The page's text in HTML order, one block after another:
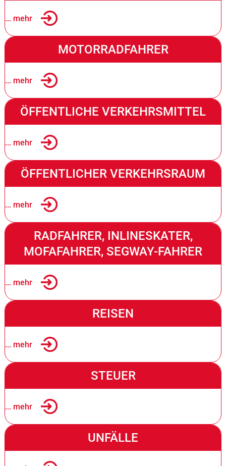
... mehr
MOTORRADFAHRER
... mehr
ÖFFENTLICHE VERKEHRSMITTEL
... mehr
ÖFFENTLICHER VERKEHRSRAUM
... mehr
RADFAHRER, INLINESKATER,
MOFAFAHRER, SEGWAY-FAHRER
... mehr
REISEN
... mehr
STEUER
... mehr
UNFÄLLE